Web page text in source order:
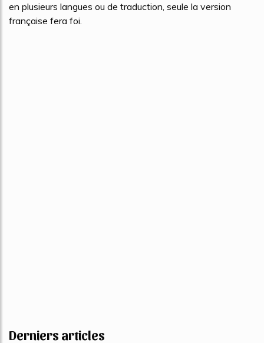
en plusieurs langues ou de traduction, seule la version
française fera foi.
Derniers articles